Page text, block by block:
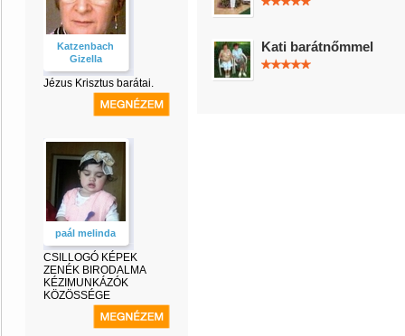
Katzenbach
Gizella
Jézus Krisztus barátai.
paál melinda
CSILLOGÓ KÉPEK
ZENÉK BIRODALMA
KÉZIMUNKÁZÓK
KÖZÖSSÉGE
Kati barátnőmmel